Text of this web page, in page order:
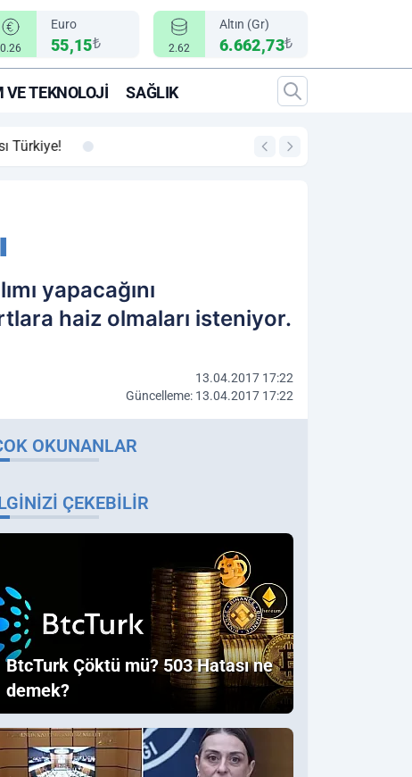
0.26
Euro
55,15₺ 2.62
Altın (Gr)
6.662,73₺
VE TEKNOLOJI SAĞLIK
00:12
yapacağını
haiz olmaları isteniyor.
13.04.2017 17:22
Güncelleme: 13.04.2017 17:22
OKUNANLAR
ÇEKEBILIR
BtcTurk Çöktü mü? 503 Hatası ne
demek?